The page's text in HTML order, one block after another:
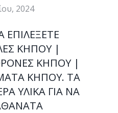
2024
ΕΠΙΛΕΞΕΤΕ
ΚΗΠΟΥ |
ΚΗΠΟΥ |
ΚΗΠΟΥ. ΤΑ
ΥΛΙΚΑ ΓΙΑ ΝΑ